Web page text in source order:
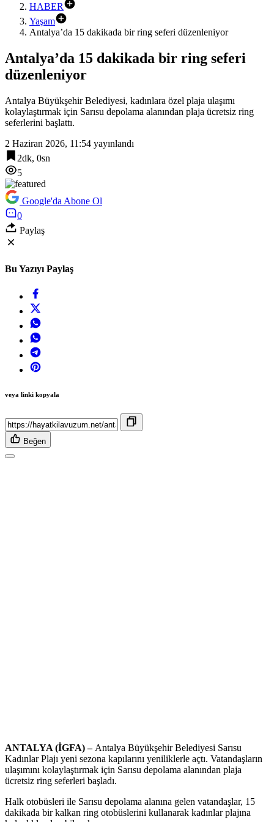
HABER
Yaşam
Antalya’da 15 dakikada bir ring seferi düzenleniyor
Antalya’da 15 dakikada bir ring seferi
düzenleniyor
Antalya Büyükşehir Belediyesi, kadınlara özel plaja ulaşımı
kolaylaştırmak için Sarısu depolama alanından plaja ücretsiz ring
seferlerini başlattı.
2 Haziran 2026, 11:54 yayınlandı
2dk, 0sn
5
Google'da Abone Ol
0
Paylaş
Bu Yazıyı Paylaş
veya linki kopyala
Beğen
ANTALYA (İGFA) – Antalya Büyükşehir Belediyesi Sarısu
Kadınlar Plajı yeni sezona kapılarını yeniliklerle açtı. Vatandaşların
ulaşımını kolaylaştırmak için Sarısu depolama alanından plaja
ücretsiz ring seferleri başladı.
Halk otobüsleri ile Sarısu depolama alanına gelen vatandaşlar, 15
dakikada bir kalkan ring otobüslerini kullanarak kadınlar plajına